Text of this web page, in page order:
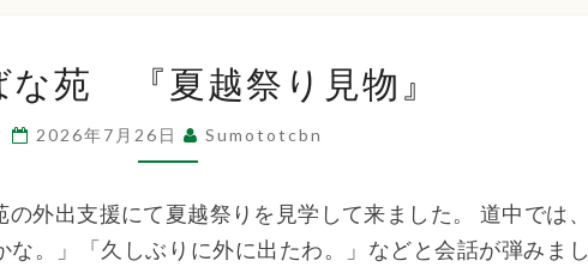
本
ち
ば
な
苑
『夏
な苑 『夏越祭り見物』
2026年7月26日 Sumototcbn
外出支援にて夏越祭りを見学して来ました。 道中では、
な。」「久しぶりに外に出たわ。」などと会話が弾みまし